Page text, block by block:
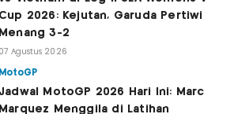
Cup 2026: Kejutan, Garuda Pertiwi
Menang 3-2
07 Agustus 2026
MotoGP
Jadwal MotoGP 2026 Hari Ini: Marc
Marquez Menggila di Latihan